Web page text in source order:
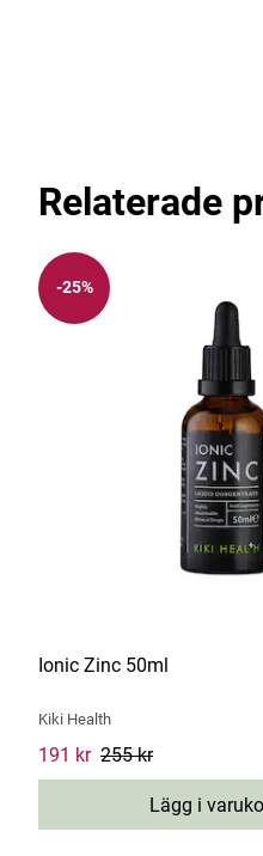
Relaterade
-25%
Ionic Zinc 50ml
Kiki Health
Current price:
191 kr 255 kr
Lägg i